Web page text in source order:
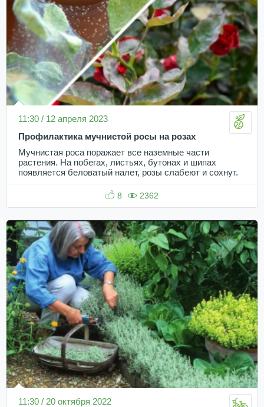
11:30 / 12 апреля 2023
Профилактика мучнистой росы на розах
Мучнистая роса поражает все наземные части
растения. На побегах, листьях, бутонах и шипах
появляется беловатый налет, розы слабеют и сохнут.
8 2362
11:30 / 20 октября 2022